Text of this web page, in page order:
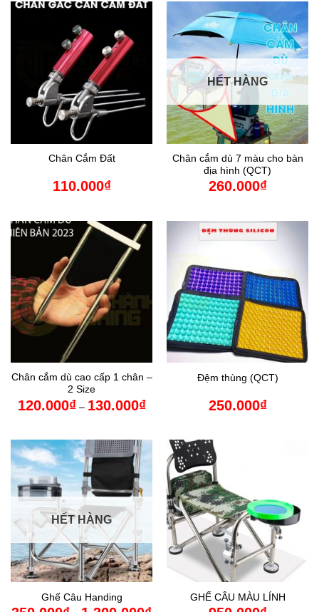
Chân Cắm Đất
110.000₫
HẾT HÀNG
Chân cắm dù 7 màu cho bàn
địa hình (QCT)
260.000₫
Chân cắm dù cao cấp 1 chân –
2 Size
120.000₫ – 130.000₫Khoảng
giá:
đến
130.000₫
Đệm thùng (QCT)
250.000₫
HẾT HÀNG
Ghế Câu Handing
Khoảng
GHẾ CÂU MÀU LÍNH